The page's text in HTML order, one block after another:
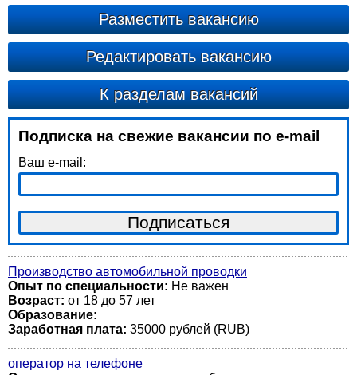
Разместить вакансию
Редактировать вакансию
К разделам вакансий
Подписка на свежие вакансии по e-mail
Ваш e-mail:
Производство автомобильной проводки
Опыт по специальности: Не важен
Возраст: от 18 до 57 лет
Образование:
Заработная плата: 35000 рублей (RUB)
оператор на телефоне